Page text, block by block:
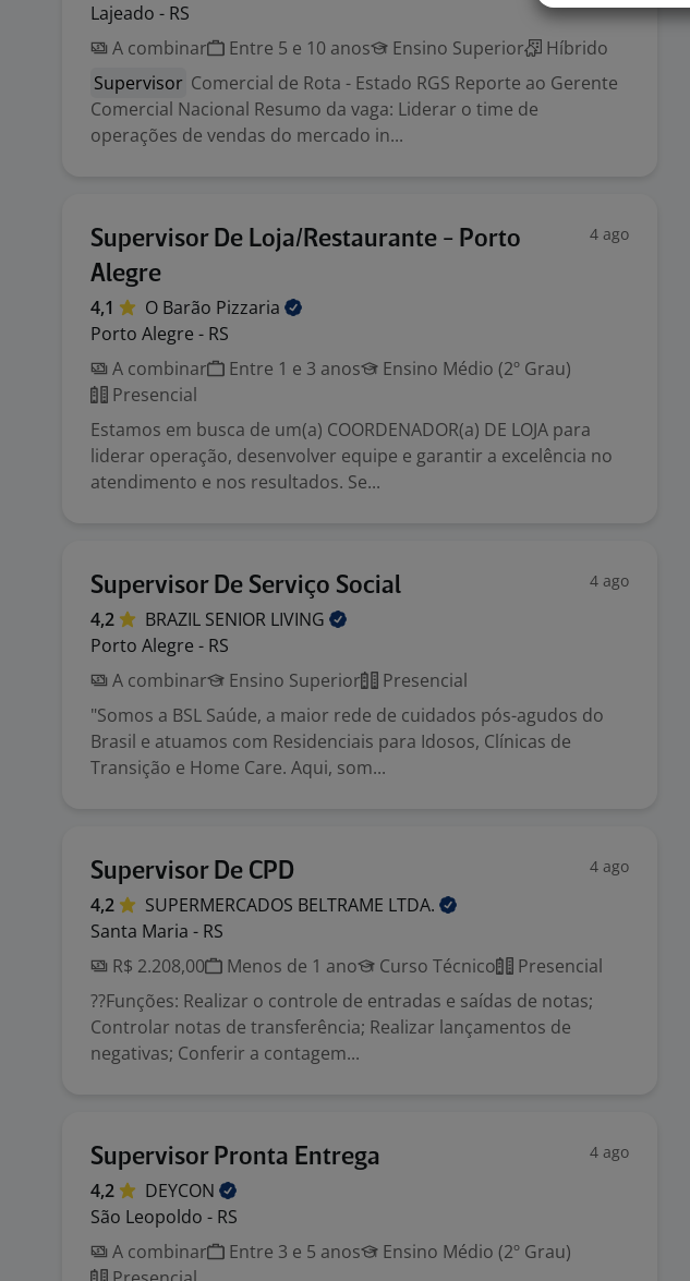
Lajeado - RS
A combinar
Entre 5 e 10 anos Ensino Superior
Híbrido
Supervisor Comercial de Rota - Estado RGS Reporte ao Gerente
Comercial Nacional Resumo da vaga: Liderar o time de
operações de vendas do mercado in...
Supervisor De Loja/Restaurante - Porto
Alegre
4 ago
4,1 O Barão Pizzaria
Porto Alegre - RS
A combinar
Entre 1 e 3 anos
Ensino Médio (2º Grau)
Presencial
Estamos em busca de um(a) COORDENADOR(a) DE LOJA para
liderar operação, desenvolver equipe e garantir a excelência no
atendimento e nos resultados. Se...
Supervisor De Serviço Social 4 ago
4,2 BRAZIL SENIOR LIVING
Porto Alegre - RS
A combinar
Ensino Superior
Presencial
"Somos a BSL Saúde, a maior rede de cuidados pós-agudos do
Brasil e atuamos com Residenciais para Idosos, Clínicas de
Transição e Home Care. Aqui, som...
Supervisor De CPD 4 ago
4,2 SUPERMERCADOS BELTRAME LTDA.
Santa Maria - RS
R$ 2.208,00
Menos de 1 ano Curso Técnico
Presencial
??Funções: Realizar o controle de entradas e saídas de notas;
Controlar notas de transferência; Realizar lançamentos de
negativas; Conferir a contagem...
Supervisor Pronta Entrega 4 ago
4,2
DEYCON
São Leopoldo - RS
A combinar
Entre 3 e 5 anos
Ensino Médio (2º Grau)